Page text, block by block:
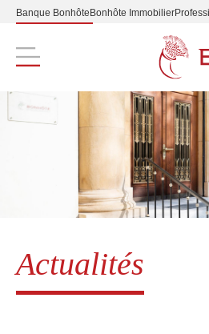
Banque Bonhôte Bonhôte Immobilier
Actualités